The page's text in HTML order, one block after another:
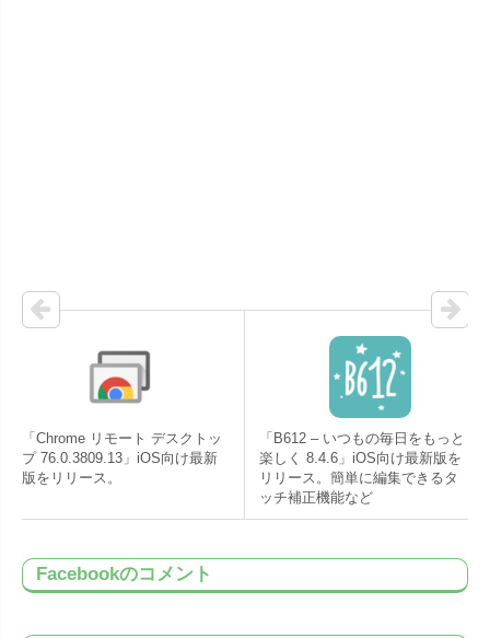
「Chrome リモート デスクトッ
プ 76.0.3809.13」iOS向け最新
版をリリース。
「B612 – いつもの毎日をもっと
楽しく 8.4.6」iOS向け最新版を
リリース。簡単に編集できるタ
ッチ補正機能など
Facebookのコメント